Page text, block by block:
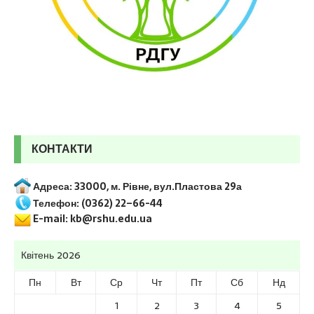
КОНТАКТИ
Адреса: 33000, м. Рівне, вул.Пластова 29а
Телефон: (0362) 22–66-44
E-mail: kb@rshu.edu.ua
Квітень 2026
Пн
Вт Ср Чт Пт Сб
Нд
1
2 3 4
5